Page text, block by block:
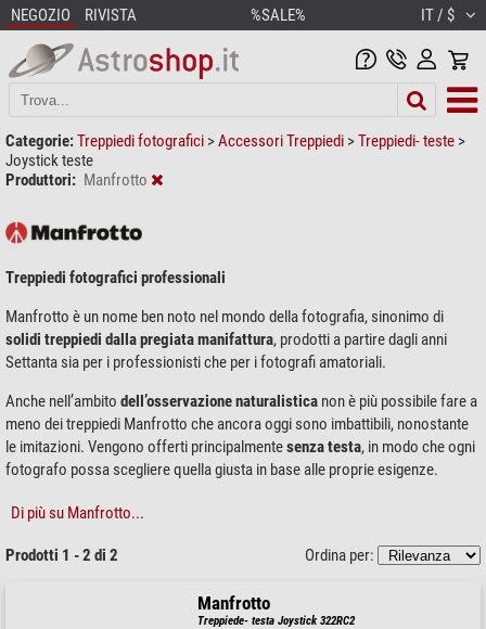
NEGOZIO RIVISTA %SALE% IT / $
Categorie:Treppiedi fotografici >Accessori Treppiedi >Treppiedi- teste >
Joystick teste
Produttori: Manfrotto
Treppiedi fotografici professionali
Manfrotto è un nome ben noto nel mondo della fotografia, sinonimo di
solidi treppiedi dalla pregiata manifattura, prodotti a partire dagli anni
Settanta sia per i professionisti che per i fotografi amatoriali.
Anche nell’ambito dell’osservazione naturalistica non è più possibile fare a
meno dei treppiedi Manfrotto che ancora oggi sono imbattibili, nonostante
le imitazioni. Vengono offerti principalmentesenza testa, in modo che ogni
fotografo possa scegliere quella giusta in base alle proprie esigenze.
Di più su Manfrotto...
Prodotti 1 - 2 di 2 Ordina per:
Manfrotto
Treppiede- testa Joystick 322RC2